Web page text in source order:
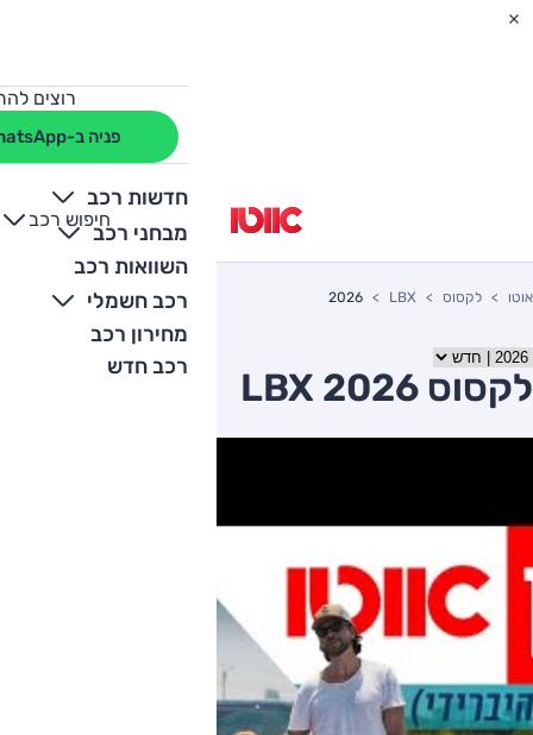
רוצים
פניה ב-WhatsApp
חדשות רכב
מבחני רכב
השוואות רכב
רכב חשמלי
מחירון רכב
רכב חדש
חיפוש רכב
+
-
אוטו לקסוס LBX
2026
לקסוס LBX 2026